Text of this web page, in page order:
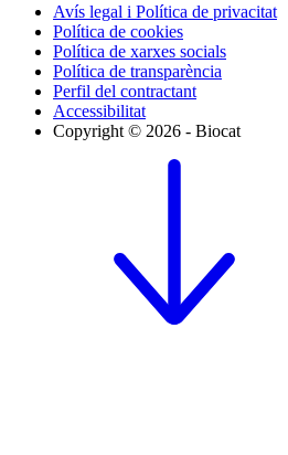
Avís legal i Política de privacitat
Política de cookies
Política de xarxes socials
Política de transparència
Perfil del contractant
Accessibilitat
Copyright © 2026 - Biocat